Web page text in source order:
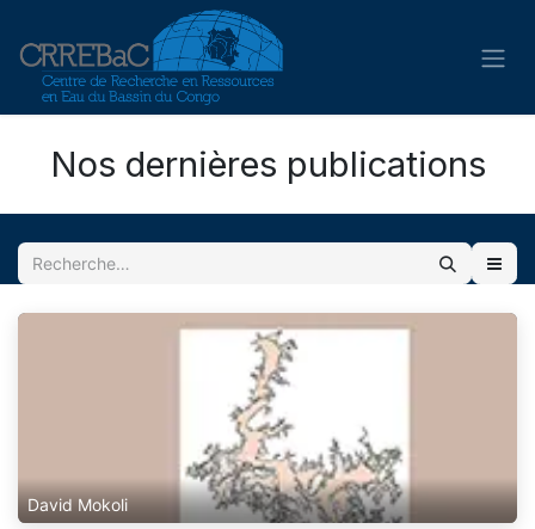
Nos dernières publications
David Mokoli